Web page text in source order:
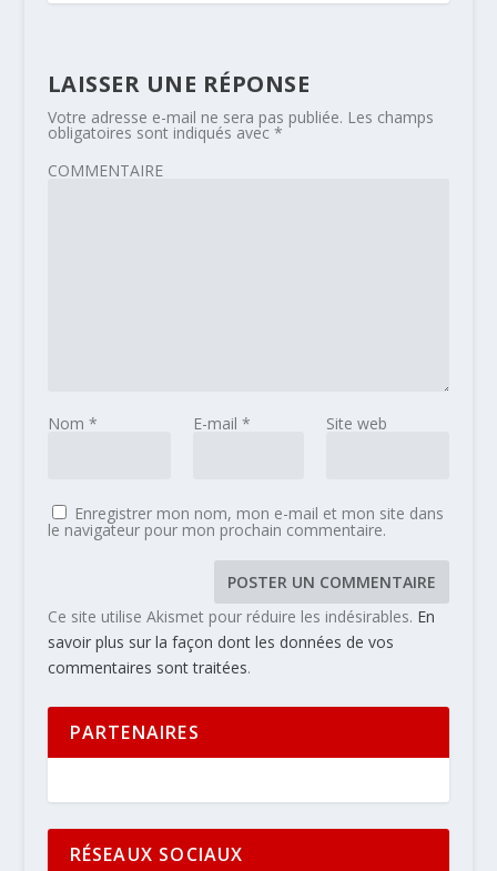
LAISSER UNE RÉPONSE
Votre adresse e-mail ne sera pas publiée. Les champs
obligatoires sont indiqués avec *
COMMENTAIRE
Nom * E-mail * Site web
Enregistrer mon nom, mon e-mail et mon site dans
le navigateur pour mon prochain commentaire.
Ce site utilise Akismet pour réduire les indésirables. En
savoir plus sur la façon dont les données de vos
commentaires sont traitées.
PARTENAIRES
RÉSEAUX SOCIAUX